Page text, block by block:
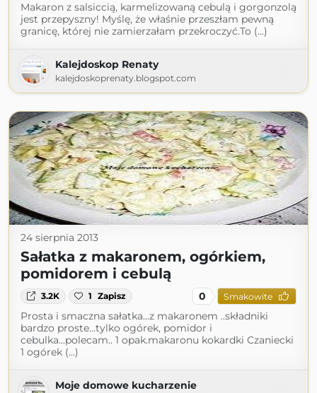
Makaron z salsiccią, karmelizowaną cebulą i gorgonzolą
jest przepyszny! Myślę, że właśnie przeszłam pewną
granicę, której nie zamierzałam przekroczyć.To (...)
Kalejdoskop Renaty
kalejdoskoprenaty.blogspot.com
24 sierpnia 2013
Sałatka z makaronem, ogórkiem,
pomidorem i cebulą
3.2K 1 Zapisz 0 Smakowite
Prosta i smaczna sałatka...z makaronem ..składniki
bardzo proste...tylko ogórek, pomidor i
cebulka...polecam.. 1 opak.makaronu kokardki Czaniecki
1 ogórek (...)
Moje domowe kucharzenie